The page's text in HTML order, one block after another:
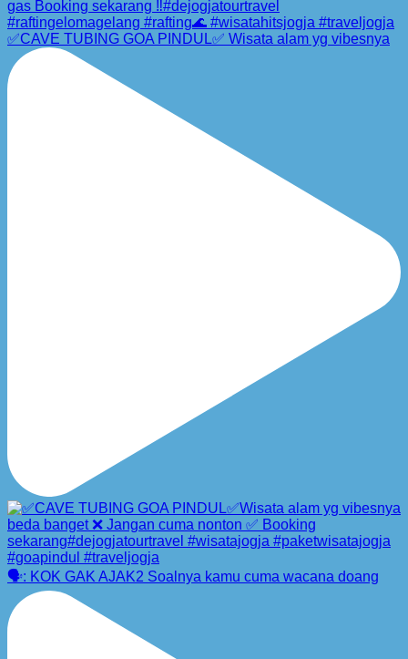
✅CAVE TUBING GOA PINDUL✅ Wisata alam yg vibesnya
🗣️: KOK GAK AJAK2 Soalnya kamu cuma wacana doang